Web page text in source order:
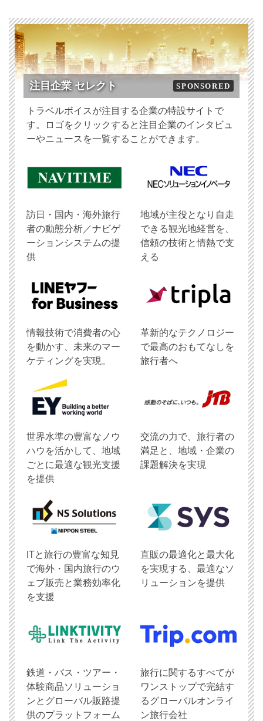
注目企業 セレクト SPONSORED
トラベルボイスが注目する企業の特設サイトで
す。ロゴをクリックすると注目企業のインタビュ
ーやニュースを一覧することができます。
訪日・国内・海外旅行
者の動態分析／ナビゲ
ーションシステムの提
供
地域が主役となり自走
できる観光地経営を、
信頼の技術と情熱で支
える
情報技術で消費者の心
を動かす、未来のマー
ケティングを実現。
革新的なテクノロジー
で最高のおもてなしを
旅行者へ
世界水準の豊富なノウ
ハウを活かして、地域
ごとに最適な観光支援
を提供
交流の力で、旅行者の
満足と、地域・企業の
課題解決を実現
ITと旅行の豊富な知見
で海外・国内旅行のウ
ェブ販売と業務効率化
を支援
直販の最適化と最大化
を実現する、最適なソ
リューションを提供
鉄道・バス・ツアー・
体験商品ソリューショ
ンとグローバル販路提
供のプラットフォーム
旅行に関するすべてが
ワンストップで完結す
るグローバルオンライ
ン旅行会社